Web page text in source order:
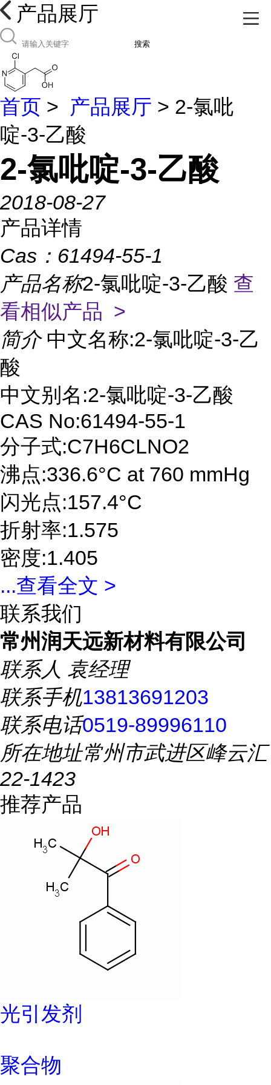
产品展厅
搜索
首页 > 产品展厅 > 2-氯吡
啶-3-乙酸
2-氯吡啶-3-乙酸
2018-08-27
产品详情
Cas： 61494-55-1
产品名称2-氯吡啶-3-乙酸 查
看相似产品 >
简介 中文名称:2-氯吡啶-3-乙
酸
中文别名:2-氯吡啶-3-乙酸
CAS No:61494-55-1
分子式:C7H6CLNO2
沸点:336.6°C at 760 mmHg
闪光点:157.4°C
折射率:1.575
密度:1.405
...查看全文 >
联系我们
常州润天远新材料有限公司
联系人 袁经理
联系手机13813691203
联系电话0519-89996110
所在地址常州市武进区峰云汇
22-1423
推荐产品
光引发剂
聚合物